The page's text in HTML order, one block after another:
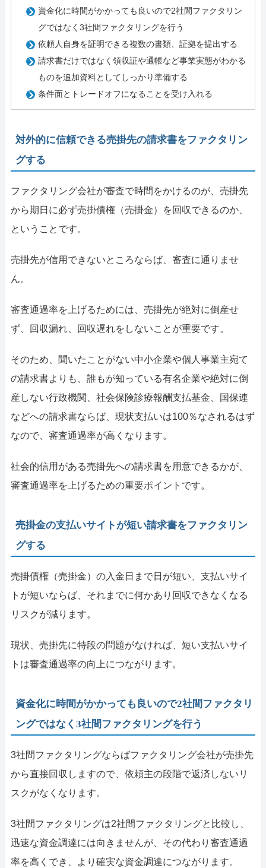
資金化に時間がかかっても良いので2社間ファクタリン
グではなく3社間ファクタリングを行う
依頼人自身を証明できる複数の書類、証拠を提出する
請求書だけではなく領収証や通帳など事業実態がわかる
ものを追加資料としてしっかり準備する
条件面とトレードオフになることを受け入れる
対外的に信頼できる売掛先の請求書をファクタリン
グする
ファクタリング会社が審査で時間をかけるのが、売掛先
から期日に必ず売掛債権（売掛金）を回収できるのか、
ということです。
売掛先が信用できないところならば、審査に通りませ
ん。
審査通過率を上げるためには、売掛先が絶対に倒産せ
ず、回収漏れ、回収遅れをしないことが重要です。
そのため、聞いたことがない中小企業や個人事業主宛て
の請求書よりも、誰もが知っている有名企業や絶対に倒
産しない行政機関、社会保険診療報酬支払基金、国保連
などへの請求書ならば、現状支払いは100％なされるはず
なので、審査通過率が高くなります。
社会的信用がある売掛先への請求書を用意できるかが、
審査通過率を上げるための重要ポイントです。
売掛金の支払いサイトが短い請求書をファクタリン
グする
売掛債権（売掛金）の入金日まで日が短い、支払いサイ
トが短いならば、それまでに何かあり回収できなくなる
リスクが減ります。
現状、売掛先に特段の問題がなければ、短い支払いサイ
トは審査通過率の向上につながります。
資金化に時間がかかっても良いので2社間ファクタリ
ングではなく3社間ファクタリングを行う
3社間ファクタリングならばファクタリング会社が売掛先
から直接回収しますので、依頼主の段階で返済しないリ
スクがなくなります。
3社間ファクタリングは2社間ファクタリングと比較し、
迅速な資金調達には向きませんが、その代わり審査通過
率を高くでき、より確実な資金調達につながります。